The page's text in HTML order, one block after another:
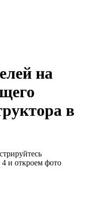
на
в
и откроем фото